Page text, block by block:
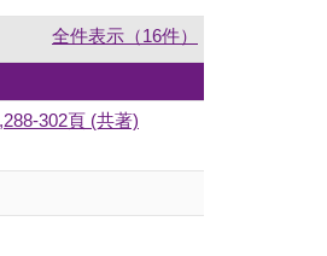
全件表示（16件）
302頁 (共著)